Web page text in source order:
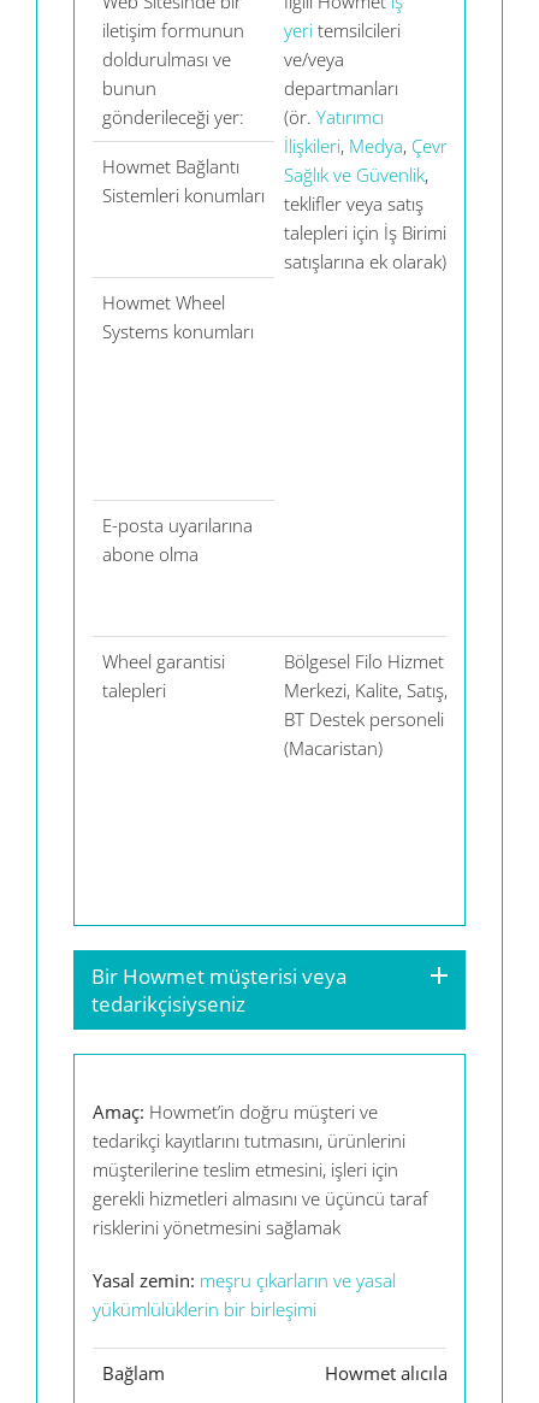
iletişim formunun
doldurulması ve
bunun
gönderileceği yer:
yeri temsilcileri
ve/veya
departmanları
(ör. Yatırımcı
İlişkileri, Medya, Çevre,
Sağlık ve Güvenlik,
teklifler veya satış
talepleri için İş Birimi
satışlarına ek olarak)
Howmet Bağlantı
Sistemleri konumları
Howmet Wheel
Systems konumları
E-posta uyarılarına
abone olma
Wheel garantisi
talepleri
Bölgesel Filo Hizmet
Merkezi, Kalite, Satış,
BT Destek personeli
(Macaristan)
Bir Howmet müşterisi veya
tedarikçisiyseniz
Amaç: Howmet’in doğru müşteri ve
tedarikçi kayıtlarını tutmasını, ürünlerini
müşterilerine teslim etmesini, işleri için
gerekli hizmetleri almasını ve üçüncü taraf
risklerini yönetmesini sağlamak
Yasal zemin: meşru çıkarların ve yasal
yükümlülüklerin bir birleşimi
Bağlam Howmet alıcıları